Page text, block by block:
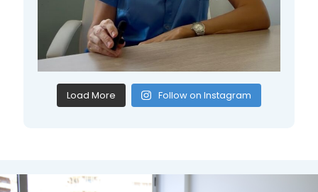
Load More Follow on Instagram